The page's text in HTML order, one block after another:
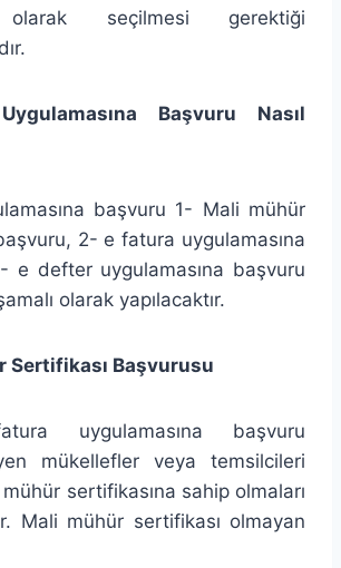
olarak seçilmesi gerektiği
Başvuru Nasıl
başvuru 1- Mali mühür
2- e fatura uygulamasına
e defter uygulamasına başvuru
olarak yapılacaktır.
Sertifikası Başvurusu
uygulamasına başvuru
mükellefler veya temsilcileri
sertifikasına sahip olmaları
Mali mühür sertifikası olmayan